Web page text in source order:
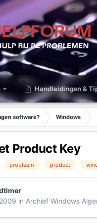
Handleidingen &
software? Windows
Product Key
probleem product
in Archief Windows